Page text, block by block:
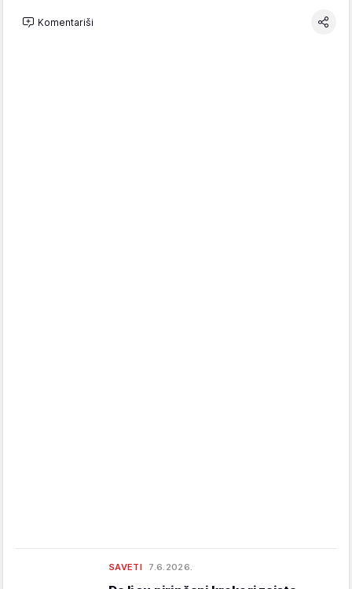
Komentariši
SAVETI 7.6.2026.